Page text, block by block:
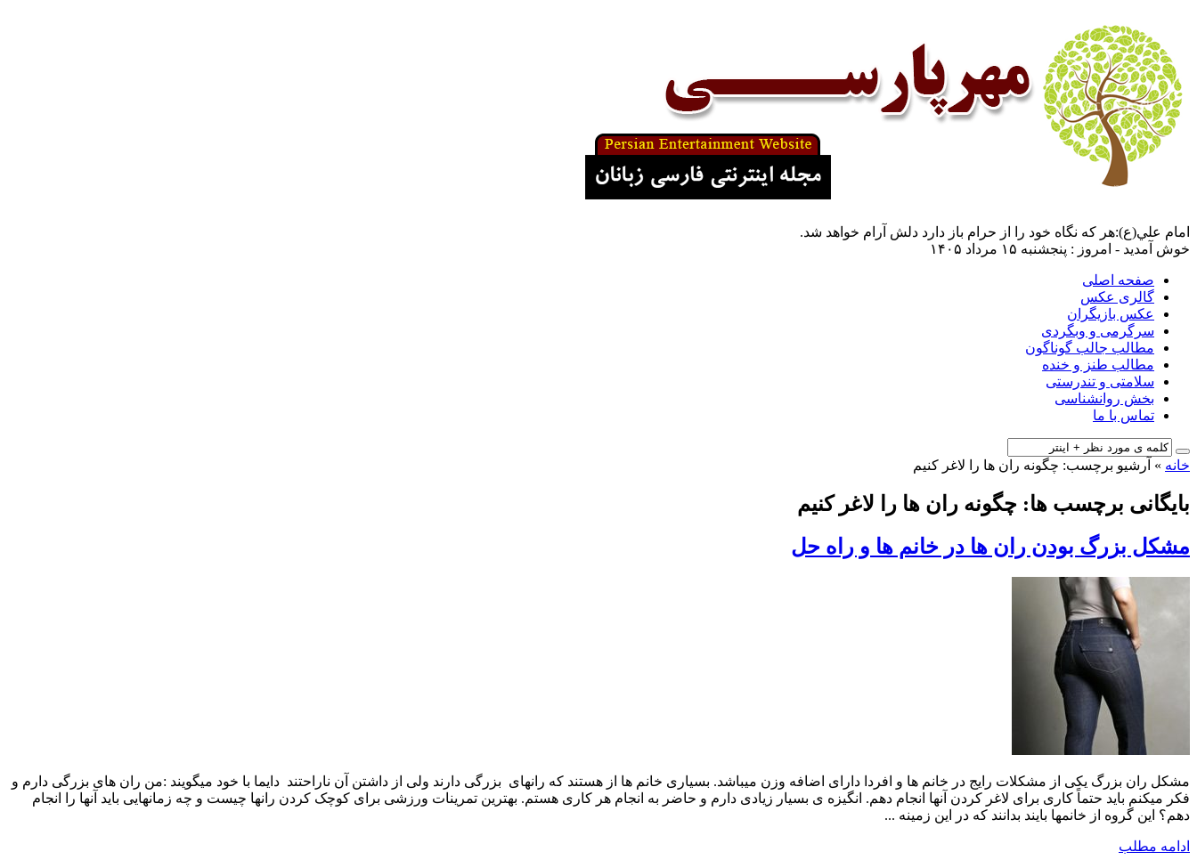
امام علي(ع):هر كه نگاه خود را از حرام باز دارد دلش آرام خواهد شد.
خوش آمدید - امروز : پنجشنبه ۱۵ مرداد ۱۴۰۵
صفحه اصلی
گالری عکس
عکس بازیگران
سرگرمی و وبگردی
مطالب جالب گوناگون
مطالب طنز و خنده
سلامتی و تندرستی
بخش روانشناسی
تماس با ما
خانه » آرشیو برچسب: چگونه ران ها را لاغر کنیم
بایگانی برچسب ها: چگونه ران ها را لاغر کنیم
مشکل بزرگ بودن ران ها در خانم ها و راه حل
مشکل ران بزرگ یکی از مشکلات رایج در خانم ها و افردا دارای اضافه وزن میباشد. بسیاری خانم ها از هستند که رانهای بزرگی دارند ولی از داشتن آن ناراحتند دایما با خود میگویند :من ران های بزرگی دارم و
فکر میکنم باید حتماً کاری برای لاغر کردن آنها انجام دهم. انگیزه ی بسیار زیادی دارم و حاضر به انجام هر کاری هستم. بهترین تمرینات ورزشی برای کوچک کردن رانها چیست و چه زمانهایی باید آنها را انجام
دهم؟ این گروه از خانمها بایند بدانند که در این زمینه ...
ادامه مطلب